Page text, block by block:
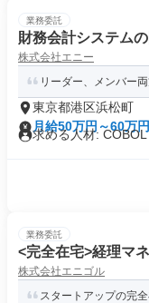
業務委託
財務会計システム
株式会社エニー
リーダー、メンバー
東京都港区浜松町
月給50万円～60万円
求める人材:
業務委託
<完全在宅>経理マ
株式会社エニゴル
スタートアップの完